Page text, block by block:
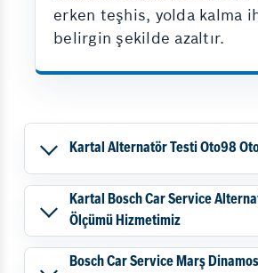
erken teşhis, yolda kalma
belirgin şekilde azaltır.
Kartal Alternatör Testi Oto98
Kartal Bosch Car Service
Ölçümü Hizmetimiz
Bosch Car Service Marş